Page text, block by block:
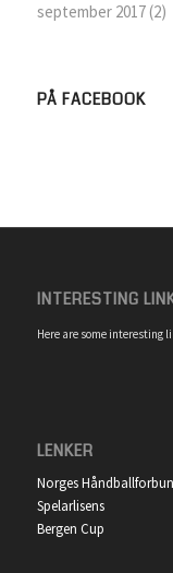
september 2017(2)
PÅ FACEBOOK
INTERESTING
Here are some interesting
LENKER
Norges
Spelarlisens
Bergen Cup